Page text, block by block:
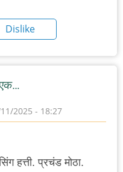
Dislike
एक…
2025 - 18:27
हत्ती. प्रचंड मोठा.